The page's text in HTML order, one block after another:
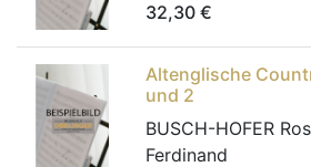
32,30 €
Altenglische
und 2
BUSCH-HOFER
Ferdinand